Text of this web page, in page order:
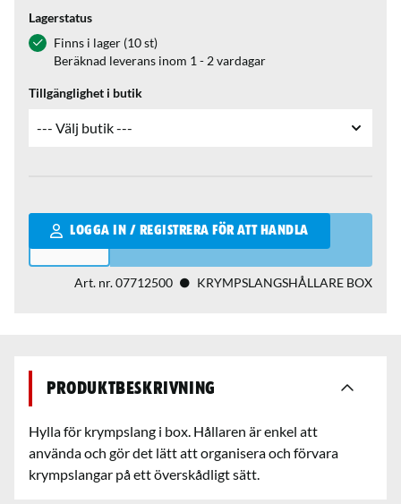
Lagerstatus
Finns i lager (10 st)
Beräknad leverans inom 1 - 2 vardagar
Tillgänglighet i butik
LOGGA IN / REGISTRERA FÖR ATT HANDLA
Qantity
Art. nr.07712500 KRYMPSLANGSHÅLLARE BOX
Produktbeskrivning
Hylla för krympslang i box. Hållaren är enkel att
använda och gör det lätt att organisera och förvara
krympslangar på ett överskådligt sätt.